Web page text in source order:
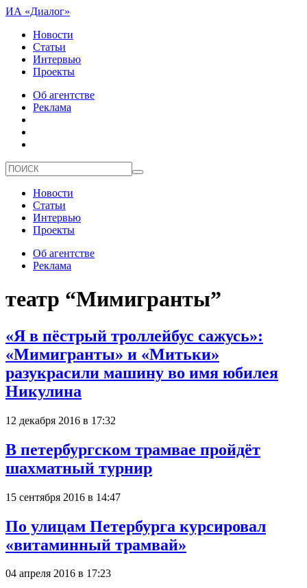
ИА «Диалог»
Новости
Статьи
Интервью
Проекты
Об агентстве
Реклама
Новости
Статьи
Интервью
Проекты
Об агентстве
Реклама
театр “Мимигранты”
«Я в пёстрый троллейбус сажусь»:
«Мимигранты» и «Митьки»
разукрасили машину во имя юбилея
Никулина
12 декабря 2016 в 17:32
В петербургском трамвае пройдёт
шахматный турнир
15 сентября 2016 в 14:47
По улицам Петербурга курсировал
«витаминный трамвай»
04 апреля 2016 в 17:23